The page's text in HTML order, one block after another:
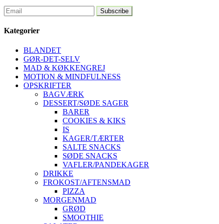
Kategorier
BLANDET
GØR-DET-SELV
MAD & KØKKENGREJ
MOTION & MINDFULNESS
OPSKRIFTER
BAGVÆRK
DESSERT/SØDE SAGER
BARER
COOKIES & KIKS
IS
KAGER/TÆRTER
SALTE SNACKS
SØDE SNACKS
VAFLER/PANDEKAGER
DRIKKE
FROKOST/AFTENSMAD
PIZZA
MORGENMAD
GRØD
SMOOTHIE